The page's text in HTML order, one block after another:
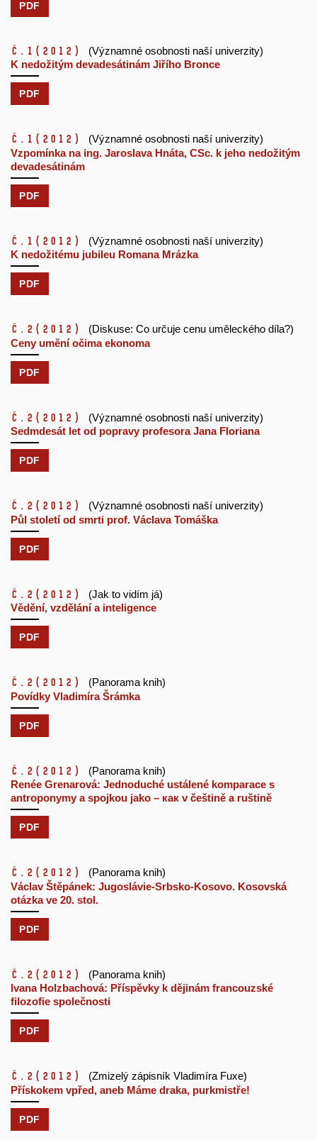
PDF
č.1 (2012)
(Významné osobnosti naší univerzity)
K nedožitým devadesátinám Jiřího Bronce
PDF
č.1 (2012)
(Významné osobnosti naší univerzity)
Vzpomínka na ing. Jaroslava Hnáta, CSc. k jeho nedožitým
devadesátinám
PDF
č.1 (2012)
(Významné osobnosti naší univerzity)
K nedožitému jubileu Romana Mrázka
PDF
č.2 (2012)
(Diskuse: Co určuje cenu uměleckého díla?)
Ceny umění očima ekonoma
PDF
č.2 (2012)
(Významné osobnosti naší univerzity)
Sedmdesát let od popravy profesora Jana Floriana
PDF
č.2 (2012)
(Významné osobnosti naší univerzity)
Půl století od smrti prof. Václava Tomáška
PDF
č.2 (2012)
(Jak to vidím já)
Vědění, vzdělání a inteligence
PDF
č.2 (2012)
(Panorama knih)
Povídky Vladimíra Šrámka
PDF
č.2 (2012)
(Panorama knih)
Renée Grenarová: Jednoduché ustálené komparace s
antroponymy a spojkou jako – как v češtině a ruštině
PDF
č.2 (2012)
(Panorama knih)
Václav Štěpánek: Jugoslávie-Srbsko-Kosovo. Kosovská
otázka ve 20. stol.
PDF
č.2 (2012)
(Panorama knih)
Ivana Holzbachová: Příspěvky k dějinám francouzské
filozofie společnosti
PDF
č.2 (2012)
(Zmizelý zápisník Vladimíra Fuxe)
Přískokem vpřed, aneb Máme draka, purkmistře!
PDF